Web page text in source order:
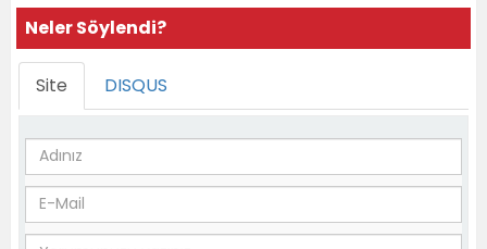
Neler Söylendi?
Site DISQUS